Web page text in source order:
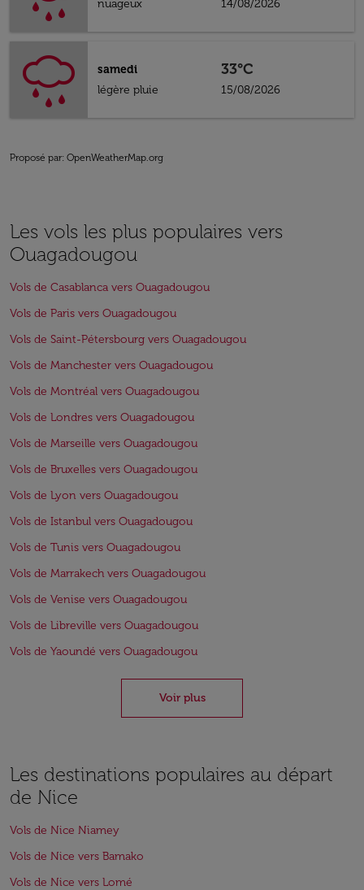
nuageux
14/08/2026
samedi
légère pluie
33°C
15/08/2026
Proposé par: OpenWeatherMap.org
Les vols les plus populaires vers
Ouagadougou
Vols de Casablanca vers Ouagadougou
Vols de Paris vers Ouagadougou
Vols de Saint-Pétersbourg vers Ouagadougou
Vols de Manchester vers Ouagadougou
Vols de Montréal vers Ouagadougou
Vols de Londres vers Ouagadougou
Vols de Marseille vers Ouagadougou
Vols de Bruxelles vers Ouagadougou
Vols de Lyon vers Ouagadougou
Vols de Istanbul vers Ouagadougou
Vols de Tunis vers Ouagadougou
Vols de Marrakech vers Ouagadougou
Vols de Venise vers Ouagadougou
Vols de Libreville vers Ouagadougou
Vols de Yaoundé vers Ouagadougou
Voir plus
Les destinations populaires au départ
de Nice
Vols de Nice Niamey
Vols de Nice vers Bamako
Vols de Nice vers Lomé